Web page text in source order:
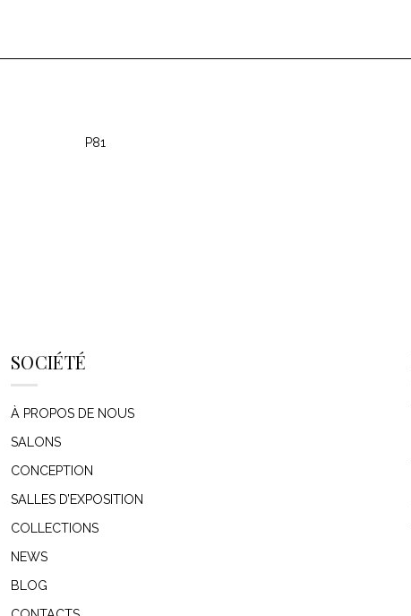
P81
SOCIÉTÉ
À PROPOS DE NOUS
SALONS
CONCEPTION
SALLES D’EXPOSITION
COLLECTIONS
NEWS
BLOG